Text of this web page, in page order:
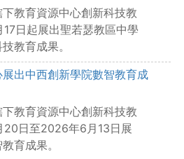
教育資源中心創新科技教
日起展出聖若瑟教區中學
教育成果。
出中西創新學院數智教育成
教育資源中心創新科技教
日至2026年6月13日展
育成果。